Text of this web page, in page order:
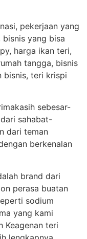
sebesar-
sahabat-
dari teman
berkenalan
brand dari
perasa buatan
sodium
yang kami
Keagenan teri